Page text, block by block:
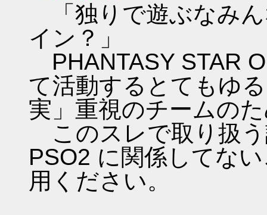
「独りで遊ぶなみ
イン？」
PHANTASY STAR
て活動するとてもゆ
実」重視のチームの
このスレで取り扱
PSO2 に関係してな
用ください。